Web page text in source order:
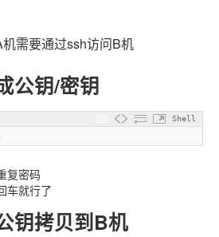
需要通过ssh访问B机
公钥/密钥
Shell
复密码
车就行了
钥拷贝到B机